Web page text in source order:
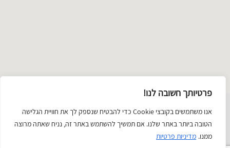
פרטיותך חשובה לנו!
אנו משתמשים בקובצי Cookie כדי להבטיח שנספק לך את חוויית הגלישה
הטובה ביותר באתר שלנו. אם תמשיך להשתמש באתר זה, נניח שאתה מרוצה
ממנו. מדיניות פרטיות
רשימת
קטגוריות
תכשיטים
ציור וצילום
פיסול
טקסטיל ואופנה
קרמיקה
בובות
זכוכית
יודאיקה